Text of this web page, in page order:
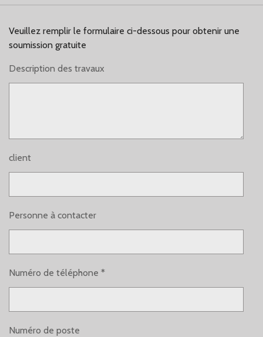
Veuillez remplir le formulaire ci-dessous pour obtenir une
soumission gratuite
Description des travaux
client
Personne à contacter
Numéro de téléphone *
Numéro de poste